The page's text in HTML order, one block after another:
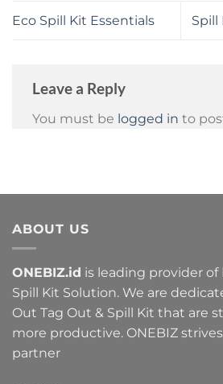
Eco Spill Kit Essentials Spill
Leave a Reply
You must be logged in to
ABOUT US
ONEBIZ.id is leading provider of
Spill Kit Solution. We are
Out Tag Out & Spill Kit that are
more productive. ONEBIZ
partner